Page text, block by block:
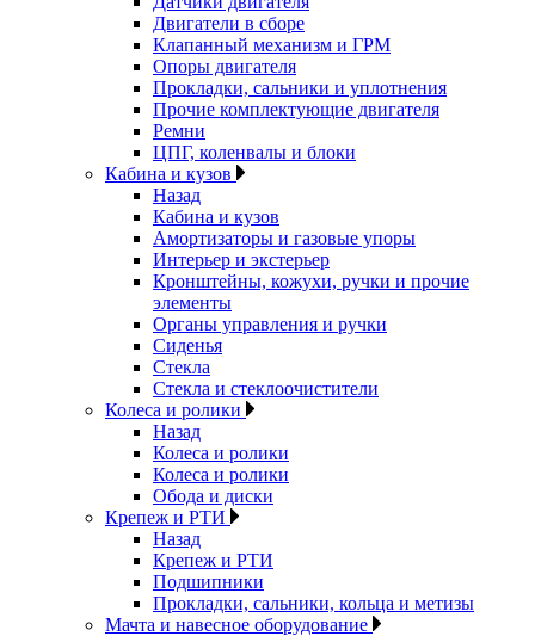
Двигатели в сборе
Клапанный механизм и ГРМ
Опоры двигателя
Прокладки, сальники и уплотнения
Прочие комплектующие двигателя
Ремни
ЦПГ, коленвалы и блоки
Кабина и кузов
Назад
Кабина и кузов
Амортизаторы и газовые упоры
Интерьер и экстерьер
Кронштейны, кожухи, ручки и прочие
элементы
Органы управления и ручки
Сиденья
Стекла
Стекла и стеклоочистители
Колеса и ролики
Назад
Колеса и ролики
Колеса и ролики
Обода и диски
Крепеж и РТИ
Назад
Крепеж и РТИ
Подшипники
Прокладки, сальники, кольца и метизы
Мачта и навесное оборудование